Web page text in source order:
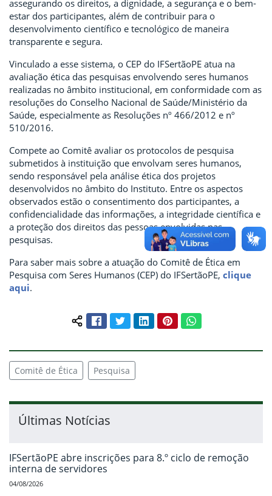
assegurando os direitos, a dignidade, a segurança e o bem-
estar dos participantes, além de contribuir para o
desenvolvimento científico e tecnológico de maneira
transparente e segura.
Vinculado a esse sistema, o CEP do IFSertãoPE atua na
avaliação ética das pesquisas envolvendo seres humanos
realizadas no âmbito institucional, em conformidade com as
resoluções do Conselho Nacional de Saúde/Ministério da
Saúde, especialmente as Resoluções nº 466/2012 e nº
510/2016.
Compete ao Comitê avaliar os protocolos de pesquisa
submetidos à instituição que envolvam seres humanos,
sendo responsável pela análise ética dos projetos
desenvolvidos no âmbito do Instituto. Entre os aspectos
observados estão o consentimento dos participantes, a
confidencialidade das informações, a integridade científica e
a proteção dos direitos das pessoas envolvidas nas
pesquisas.
Para saber mais sobre a atuação do Comitê de Ética em
Pesquisa com Seres Humanos (CEP) do IFSertãoPE, clique
aqui.
Compartilhar conteúdo:
FacebookTwitterLinkedInPinterestWhatsApp
Comitê de Ética Pesquisa
Últimas Notícias
IFSertãoPE abre inscrições para 8.º ciclo de remoção
interna de servidores
04/08/2026